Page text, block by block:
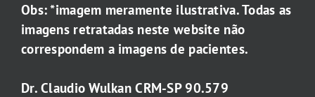
Obs: *imagem meramente ilustrativa. Todas as
imagens retratadas neste website não
correspondem a imagens de pacientes.
Dr. Claudio Wulkan CRM-SP 90.579